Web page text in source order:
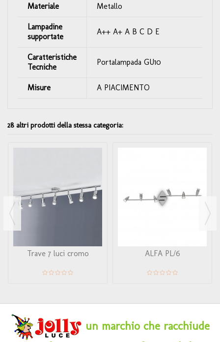
Materiale Metallo
Lampadine
supportate
A++ A+ A B C D E
Caratteristiche
Tecniche
Portalampada GU10
Misure A PIACIMENTO
28 altri prodotti della stessa categoria:
Trave 7 luci cromo ALFA PL/6
un marchio che racchiude